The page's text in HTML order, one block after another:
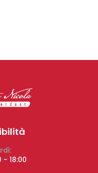
- 18:00